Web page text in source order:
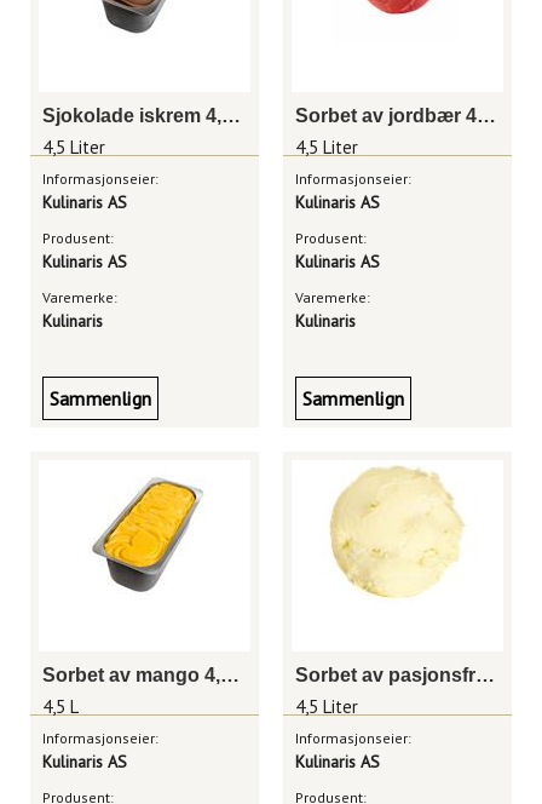
Sjokolade iskrem 4,5 liter
4,5 Liter
Informasjonseier:
Kulinaris AS
Produsent:
Kulinaris AS
Varemerke:
Kulinaris
Sammenlign
Sorbet av jordbær 4,5 liter
4,5 Liter
Informasjonseier:
Kulinaris AS
Produsent:
Kulinaris AS
Varemerke:
Kulinaris
Sammenlign
Sorbet av mango 4,5 liter
4,5 L
Informasjonseier:
Kulinaris AS
Produsent:
Sorbet av pasjonsfrukt 4,5 liter
4,5 Liter
Informasjonseier:
Kulinaris AS
Produsent: